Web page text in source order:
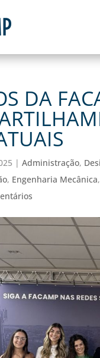
DA
|Administração,
, Engenharia Mecânica,